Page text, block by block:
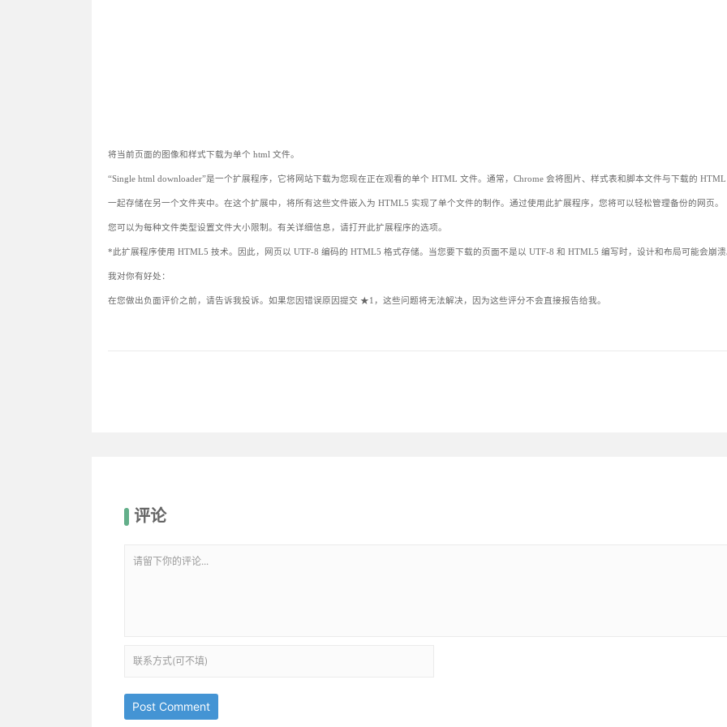
将当前页面的图像和样式下载为单个 html 文件。
“Single html downloader”是一个扩展程序，它将网站下载为您现在正在观看的单个 HTML 文件。通常，Chrome 会将图片、样式表和脚本文件与下载的 HTML
一起存储在另一个文件夹中。在这个扩展中，将所有这些文件嵌入为 HTML5 实现了单个文件的制作。通过使用此扩展程序，您将可以轻松管理备份的网页。
您可以为每种文件类型设置文件大小限制。有关详细信息，请打开此扩展程序的选项。
*此扩展程序使用 HTML5 技术。因此，网页以 UTF-8 编码的 HTML5 格式存储。当您要下载的页面不是以 UTF-8 和 HTML5 编写时，设计和布局可能会崩溃
我对你有好处：
在您做出负面评价之前，请告诉我投诉。如果您因错误原因提交 ★1，这些问题将无法解决，因为这些评分不会直接报告给我。
评论
Post Comment